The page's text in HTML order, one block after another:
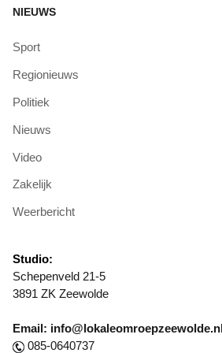
NIEUWS
Sport
Regionieuws
Politiek
Nieuws
Video
Zakelijk
Weerbericht
Studio:
Schepenveld 21-5
3891 ZK Zeewolde
Email: info@lokaleomroepzeewolde.nl
085-0640737